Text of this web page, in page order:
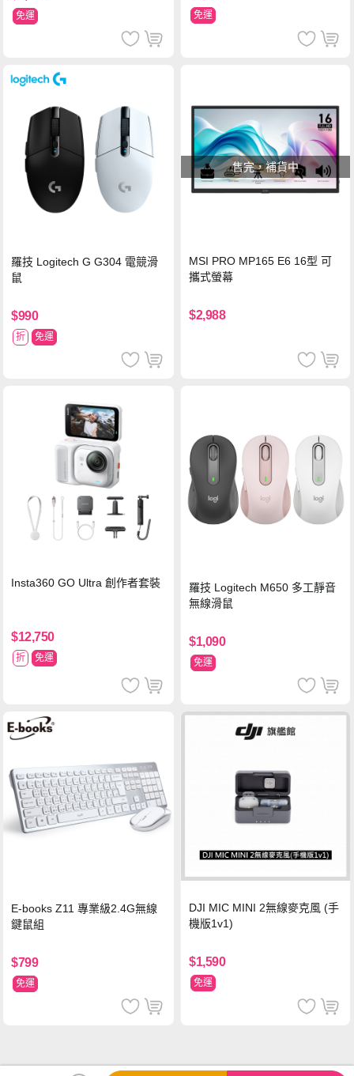
免運 免運
羅技 Logitech G G304 電競滑
鼠
$990
折 免運
售完，補貨中
MSI PRO MP165 E6 16型 可
攜式螢幕
$2,988
Insta360 GO Ultra 創作者套裝
$12,750
折 免運
羅技 Logitech M650 多工靜音
無線滑鼠
$1,090
免運
E-books Z11 專業級2.4G無線
鍵鼠組
$799
免運
DJI MIC MINI 2無線麥克風 (手
機版1v1)
$1,590
免運